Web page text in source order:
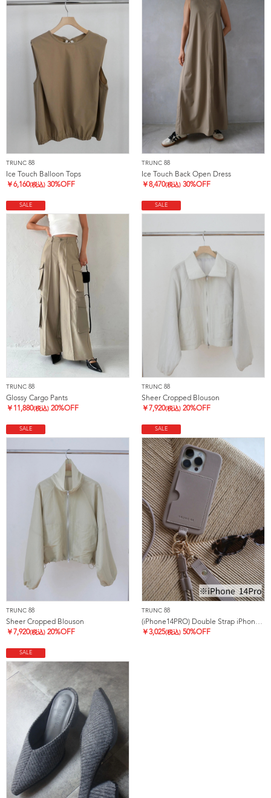
TRUNC 88
Ice Touch Balloon Tops
￥6,160(税込) 30%OFF
TRUNC 88
Ice Touch Back Open Dress
￥8,470(税込) 30%OFF
SALE
TRUNC 88
Glossy Cargo Pants
￥ 11,880(税込) 20%OFF
SALE
TRUNC 88
Sheer Cropped Blouson
￥ 7,920(税込) 20%OFF
SALE
TRUNC 88
Sheer Cropped Blouson
￥ 7,920(税込) 20%OFF
SALE
TRUNC 88
(iPhone14PRO) Double Strap iPhone Case
￥3,025(税込) 50%OFF
SALE